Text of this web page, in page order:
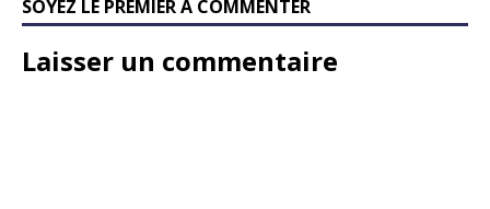
SOYEZ LE PREMIER À COMMENTER
Laisser un commentaire